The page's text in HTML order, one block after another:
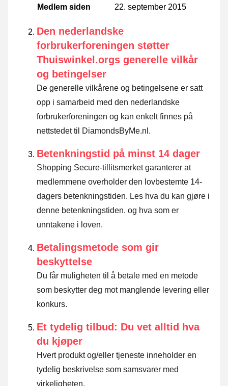
Medlem siden
22. september 2015
Den nederlandske
forbrukerforeningen støtter
Thuiswinkel.orgs generelle vilkår
og betingelser
De generelle vilkårene og betingelsene er satt
opp i samarbeid med den nederlandske
forbrukerforeningen og kan enkelt finnes på
nettstedet til DiamondsByMe.nl.
Betenkningstid på minst 14 dager
Shopping Secure-tillitsmerket garanterer at
medlemmene overholder den lovbestemte 14-
dagers betenkningstiden. Les hva du kan gjøre i
denne betenkningstiden. og hva som er
unntakene i loven.
Betalingsmetode som gir
beskyttelse
Du får muligheten til å betale med en metode
som beskytter deg mot manglende levering eller
konkurs.
Et tydelig tilbud: Du vet alltid hva
du kjøper
Hvert produkt og/eller tjeneste inneholder en
tydelig beskrivelse som samsvarer med
virkeligheten.